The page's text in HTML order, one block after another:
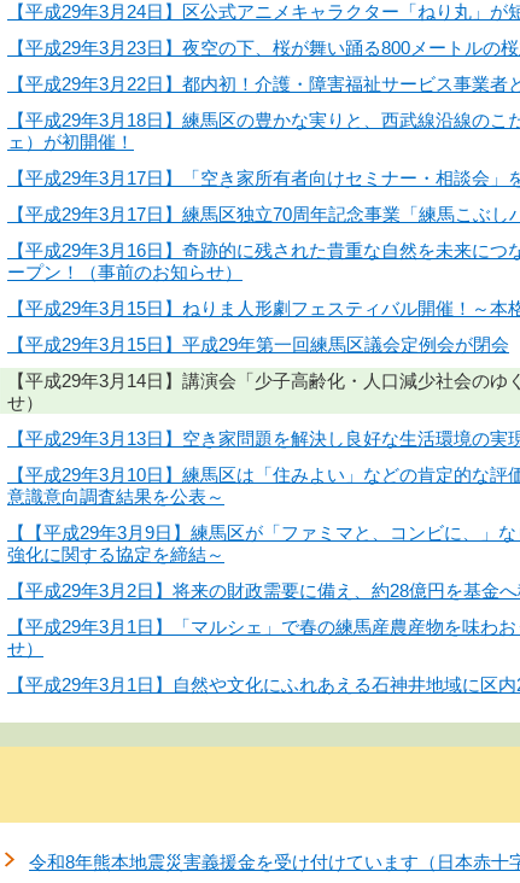
【平成29年3月24日】区公式アニメキャラクター「ねり丸」
【平成29年3月23日】夜空の下、桜が舞い踊る800メートルの
【平成29年3月22日】都内初！介護・障害福祉サービス事業
【平成29年3月18日】練馬区の豊かな実りと、西武線沿線の
ェ）が初開催！
【平成29年3月17日】「空き家所有者向けセミナー・相談会
【平成29年3月17日】練馬区独立70周年記念事業「練馬こぶし
【平成29年3月16日】奇跡的に残された貴重な自然を未来に
ープン！（事前のお知らせ）
【平成29年3月15日】ねりま人形劇フェスティバル開催！～
【平成29年3月15日】平成29年第一回練馬区議会定例会が閉会
【平成29年3月14日】講演会「少子高齢化・人口減少社会の
せ）
【平成29年3月13日】空き家問題を解決し良好な生活環境の
【平成29年3月10日】練馬区は「住みよい」などの肯定的な
意識意向調査結果を公表～
【【平成29年3月9日】練馬区が「ファミマと、コンビに、
強化に関する協定を締結～
【平成29年3月2日】将来の財政需要に備え、約28億円を基金
【平成29年3月1日】「マルシェ」で春の練馬産農産物を味わ
せ）
【平成29年3月1日】自然や文化にふれあえる石神井地域に区
令和8年熊本地震災害義援金を受け付けています（日本赤十